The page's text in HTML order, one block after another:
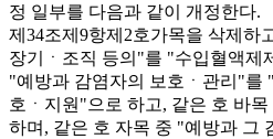
정 일부를 다음과 같이 개정한다.
제34조제9항제2호가목을 삭제하
장기ㆍ조직 등의"를 "수입혈액제
"예방과 감염자의 보호ㆍ관리"를
호ㆍ지원"으로 하고, 같은 호 바목
하며, 같은 호 자목 중 "예방과 그